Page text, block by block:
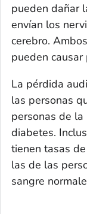
pueden dañar
envían los
cerebro.
pueden
La pérdida
las personas
personas de
diabetes.
tienen tasas
las de las
sangre